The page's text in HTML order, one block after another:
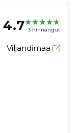
4.7 3 hinnangut
Viljandimaa